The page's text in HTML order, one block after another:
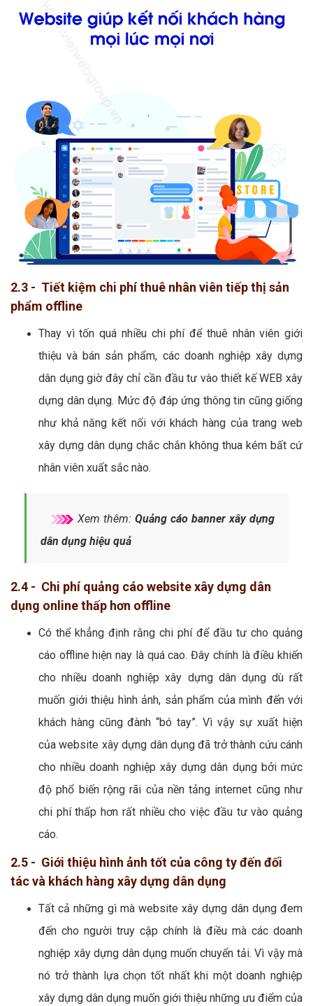
2.3 - Tiết kiệm chi phí thuê nhân viên tiếp thị sản
phẩm offline
Thay vì tốn quá nhiều chi phí để thuê nhân viên giới
thiệu và bán sản phẩm, các doanh nghiệp xây dựng
dân dụng giờ đây chỉ cần đầu tư vào thiết kế WEB xây
dựng dân dụng. Mức độ đáp ứng thông tin cũng giống
như khả năng kết nối với khách hàng của trang web
xây dựng dân dụng chắc chắn không thua kém bất cứ
nhân viên xuất sắc nào.
Xem thêm: Quảng cáo banner xây dựng
dân dụng hiệu quả
2.4 - Chi phí quảng cáo website xây dựng dân
dụng online thấp hơn offline
Có thể khẳng định rằng chi phí để đầu tư cho quảng
cáo offline hiện nay là quá cao. Đây chính là điều khiến
cho nhiều doanh nghiệp xây dựng dân dụng dù rất
muốn giới thiệu hình ảnh, sản phẩm của mình đến với
khách hàng cũng đành “bó tay”. Vì vậy sự xuất hiện
của website xây dựng dân dụng đã trở thành cứu cánh
cho nhiều doanh nghiệp xây dựng dân dụng bởi mức
độ phổ biến rộng rãi của nền tảng internet cũng như
chi phí thấp hơn rất nhiều cho việc đầu tư vào quảng
cáo.
2.5 - Giới thiệu hình ảnh tốt của công ty đến đối
tác và khách hàng xây dựng dân dụng
Tất cả những gì mà website xây dựng dân dụng đem
đến cho người truy cập chính là điều mà các doanh
nghiệp xây dựng dân dụng muốn chuyển tải. Vì vậy mà
nó trở thành lựa chọn tốt nhất khi một doanh nghiệp
xây dựng dân dụng muốn giới thiệu những ưu điểm của